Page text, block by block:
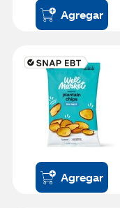
Agregar
Agregar